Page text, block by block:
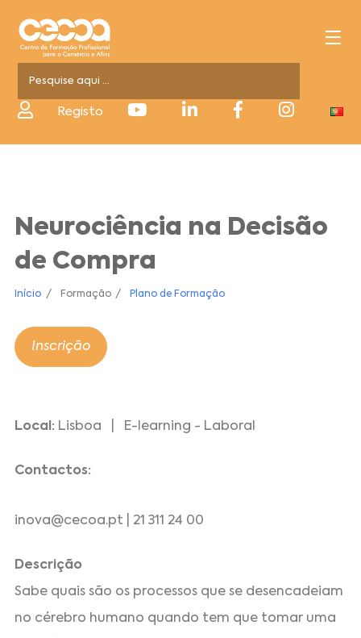
Registo
Neurociência na Decisão
de Compra
Início Formação Plano de Formação
Inscrição
Local: Lisboa | E-learning - Laboral
Contactos:
inova@cecoa.pt | 21 311 24 00
Descrição
Sabe quais são os processos que se desencadeiam
no cérebro humano quando tem que tomar uma